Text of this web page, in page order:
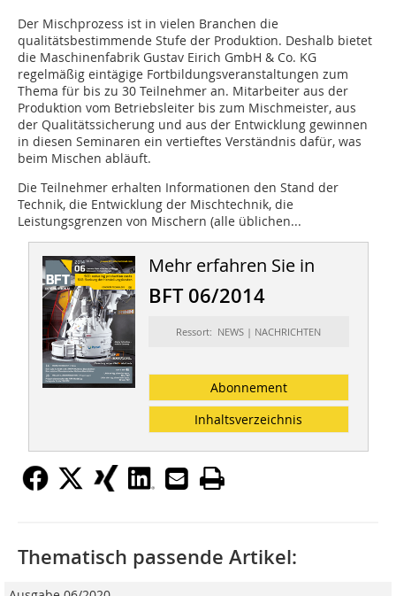
Der Mischprozess ist in vielen Branchen die
qualitätsbestimmende Stufe der Produktion. Deshalb bietet
die Maschinenfabrik Gustav Eirich GmbH & Co. KG
regelmäßig eintägige Fortbildungsveranstaltungen zum
Thema für bis zu 30 Teilnehmer an. Mitarbeiter aus der
Produktion vom Betriebsleiter bis zum Mischmeister, aus
der Qualitätssicherung und aus der Entwicklung gewinnen
in diesen Seminaren ein vertieftes Verständnis dafür, was
beim Mischen abläuft.
Die Teilnehmer erhalten Informationen den Stand der
Technik, die Entwicklung der Mischtechnik, die
Leistungsgrenzen von Mischern (alle üblichen...
Mehr erfahren Sie in
BFT 06/2014
Ressort: NEWS | NACHRICHTEN
Abonnement
Inhaltsverzeichnis
Thematisch passende Artikel: